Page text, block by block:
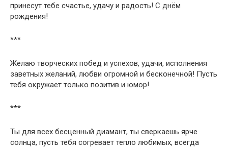
принесут тебе счастье, удачу и радость! С днём
рождения!
***
Желаю творческих побед и успехов, удачи, исполнения
заветных желаний, любви огромной и бесконечной! Пусть
тебя окружает только позитив и юмор!
***
Ты для всех бесценный диамант, ты сверкаешь ярче
солнца, пусть тебя согревает тепло любимых, всегда